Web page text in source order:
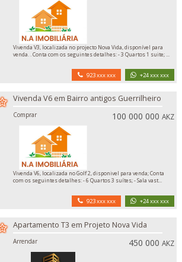
Vivenda V3, localizada no projecto Nova Vida, disponível para
venda. . Conta com os seguintes detalhes: - 3 Quartos 1 suite; ...
923 xxx xxx +24 xxx xxx
Vivenda V6 em Bairro antigos Guerrilheiro
Comprar 100 000 000AKZ
Vivenda V6, localizada no Golf 2, disponivel para venda; Conta
com os seguintes detalhes: - 6 Quartos 3 suítes; - Sala vast...
923 xxx xxx +24 xxx xxx
Apartamento T3 em Projeto Nova Vida
Arrendar 450 000AKZ